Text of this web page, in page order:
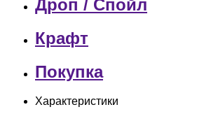
Дроп / Спойл
Крафт
Покупка
Характеристики